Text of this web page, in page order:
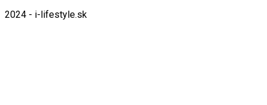
2024 - i-lifestyle.sk